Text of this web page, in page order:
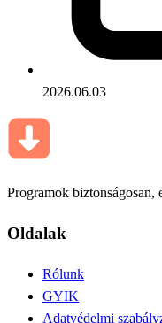
2026.06.03
Programok biztonságosan,
Oldalak
Rólunk
GYIK
Adatvédelmi